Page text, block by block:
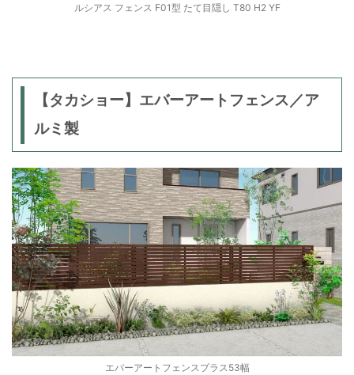
ルシアス フェンス F01型 たて目隠し T80 H2 YF
【タカショー】エバーアートフェンス／ア
ルミ製
エバーアートフェンスプラス53幅